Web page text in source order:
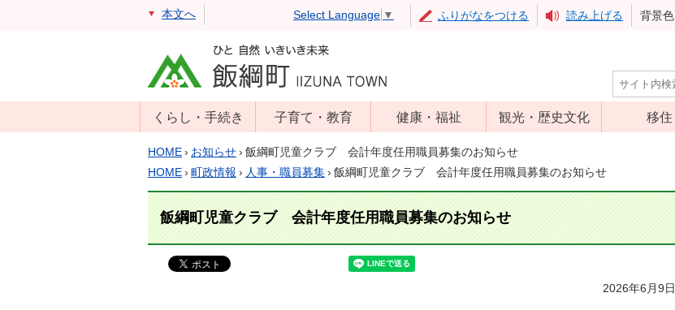
本文へ Select Language ▼ ふりがなをつける 読み上げる 背景色
くらし・手続き
戸籍・住民票・
印鑑証明
住民登録
戸籍届出
マイナンバー
届出
子育て・教育
年齢別子育て情
報
子育て支援
母子の健康・予
健康・福祉
児童福祉
高齢者福祉
障害福祉
保健・医療
観光・歴史文化
観光
アップルミュー
ジアム
いいづな歴史ふ
移住
HOME› お知らせ› 飯綱町児童クラブ 会計年度任用職員募集のお知らせ
HOME› 町政情報 › 人事・職員募集› 飯綱町児童クラブ 会計年度任用職員募集のお知らせ
飯綱町児童クラブ 会計年度任用職員募集のお知らせ
2026年6月9日